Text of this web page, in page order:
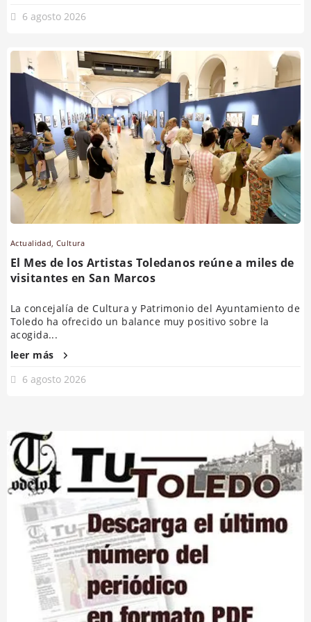
6 agosto 2026
Actualidad ,Cultura
El Mes de los Artistas Toledanos reúne a miles de
visitantes en San Marcos
La concejalía de Cultura y Patrimonio del Ayuntamiento de
Toledo ha ofrecido un balance muy positivo sobre la
acogida...
leer más
6 agosto 2026